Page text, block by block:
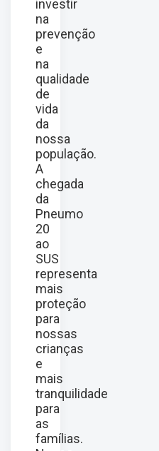
investir
na
prevenção
e
na
qualidade
de
vida
da
nossa
população.
A
chegada
da
Pneumo
20
ao
SUS
representa
mais
proteção
para
nossas
crianças
e
mais
tranquilidade
para
as
famílias.